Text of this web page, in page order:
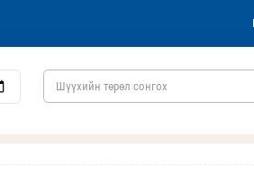
Шүүхийн төрөл сонгох